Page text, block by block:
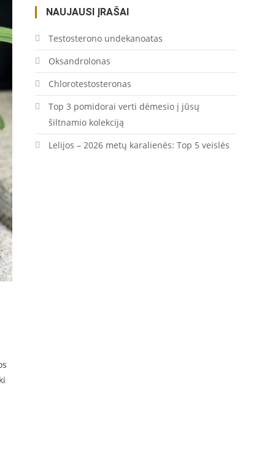
NAUJAUSI ĮRAŠAI
Testosterono undekanoatas
Oksandrolonas
Chlorotestosteronas
Top 3 pomidorai verti dėmesio į jūsų
šiltnamio kolekciją
Lelijos – 2026 metų karalienės: Top 5 veislės